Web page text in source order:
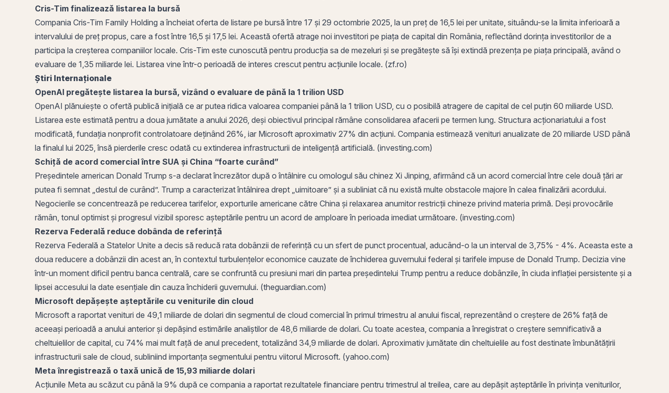
Cris-Tim finalizează listarea la bursă
Compania Cris-Tim Family Holding a încheiat oferta de listare pe bursă între 17 și 29 octombrie 2025, la un preț de 16,5 lei per unitate, situându-se la limita inferioară a
intervalului de preț propus, care a fost între 16,5 și 17,5 lei. Această ofertă atrage noi investitori pe piața de capital din România, reflectând dorința investitorilor de a
participa la creșterea companiilor locale. Cris-Tim este cunoscută pentru producția sa de mezeluri și se pregătește să își extindă prezența pe piața principală, având o
evaluare de 1,35 miliarde lei. Listarea vine într-o perioadă de interes crescut pentru acțiunile locale. (zf.ro)
Știri Internaționale
OpenAI pregătește listarea la bursă, vizând o evaluare de până la 1 trilion USD
OpenAI plănuiește o ofertă publică inițială ce ar putea ridica valoarea companiei până la 1 trilion USD, cu o posibilă atragere de capital de cel puțin 60 miliarde USD.
Listarea este estimată pentru a doua jumătate a anului 2026, deși obiectivul principal rămâne consolidarea afacerii pe termen lung. Structura acționariatului a fost
modificată, fundația nonprofit controlatoare deținând 26%, iar Microsoft aproximativ 27% din acțiuni. Compania estimează venituri anualizate de 20 miliarde USD până
la finalul lui 2025, însă pierderile cresc odată cu extinderea infrastructurii de inteligență artificială. (investing.com)
Schiţă de acord comercial între SUA şi China “foarte curând”
Preşedintele american Donald Trump s-a declarat încrezător după o întâlnire cu omologul său chinez Xi Jinping, afirmând că un acord comercial între cele două ţări ar
putea fi semnat „destul de curând”. Trump a caracterizat întâlnirea drept „uimitoare” şi a subliniat că nu există multe obstacole majore în calea finalizării acordului.
Negocierile se concentrează pe reducerea tarifelor, exporturile americane către China şi relaxarea anumitor restricţii chineze privind materia primă. Deşi provocările
rămân, tonul optimist şi progresul vizibil sporesc aşteptările pentru un acord de amploare în perioada imediat următoare. (investing.com)
Rezerva Federală reduce dobânda de referință
Rezerva Federală a Statelor Unite a decis să reducă rata dobânzii de referință cu un sfert de punct procentual, aducând-o la un interval de 3,75% - 4%. Aceasta este a
doua reducere a dobânzii din acest an, în contextul turbulențelor economice cauzate de închiderea guvernului federal și tarifele impuse de Donald Trump. Decizia vine
într-un moment dificil pentru banca centrală, care se confruntă cu presiuni mari din partea președintelui Trump pentru a reduce dobânzile, în ciuda inflației persistente și a
lipsei accesului la date esențiale din cauza închiderii guvernului. (theguardian.com)
Microsoft depășește așteptările cu veniturile din cloud
Microsoft a raportat venituri de 49,1 miliarde de dolari din segmentul de cloud comercial în primul trimestru al anului fiscal, reprezentând o creștere de 26% față de
aceeași perioadă a anului anterior și depășind estimările analiștilor de 48,6 miliarde de dolari. Cu toate acestea, compania a înregistrat o creștere semnificativă a
cheltuielilor de capital, cu 74% mai mult față de anul precedent, totalizând 34,9 miliarde de dolari. Aproximativ jumătate din cheltuielile au fost destinate îmbunătățirii
infrastructurii sale de cloud, subliniind importanța segmentului pentru viitorul Microsoft. (yahoo.com)
Meta înregistrează o taxă unică de 15,93 miliarde dolari
Acțiunile Meta au scăzut cu până la 9% după ce compania a raportat rezultatele financiare pentru trimestrul al treilea, care au depășit așteptările în privința veniturilor,